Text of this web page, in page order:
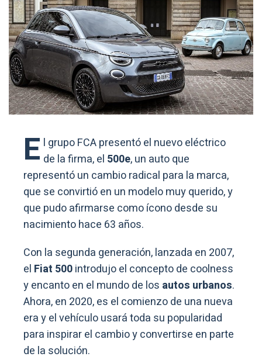
E l grupo FCA presentó el nuevo eléctrico
de la firma, el 500e, un auto que
representó un cambio radical para la marca,
que se convirtió en un modelo muy querido, y
que pudo afirmarse como ícono desde su
nacimiento hace 63 años.
Con la segunda generación, lanzada en 2007,
el Fiat 500introdujo el concepto de coolness
y encanto en el mundo de los autos urbanos.
Ahora, en 2020, es el comienzo de una nueva
era y el vehículo usará toda su popularidad
para inspirar el cambio y convertirse en parte
de la solución.